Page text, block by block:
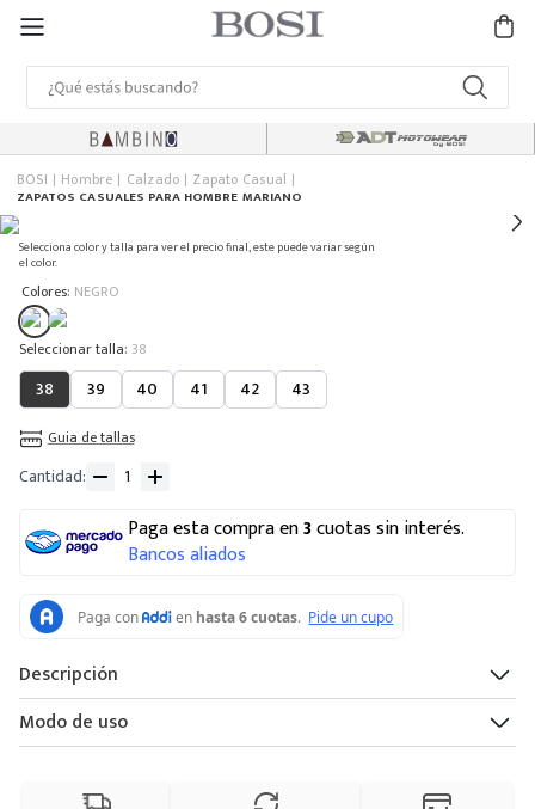
BOSI Hombre Calzado Zapato Casual
ZAPATOS CASUALES PARA HOMBRE MARIANO
Selecciona color y talla para ver el precio final, este puede variar según
el color.
Colores: NEGRO
: 38
38 39 40 41 42 43
Guia de tallas
Cantidad
Paga esta compra en3cuotas sin interés.
Bancos aliados
Descripción
Modo de uso